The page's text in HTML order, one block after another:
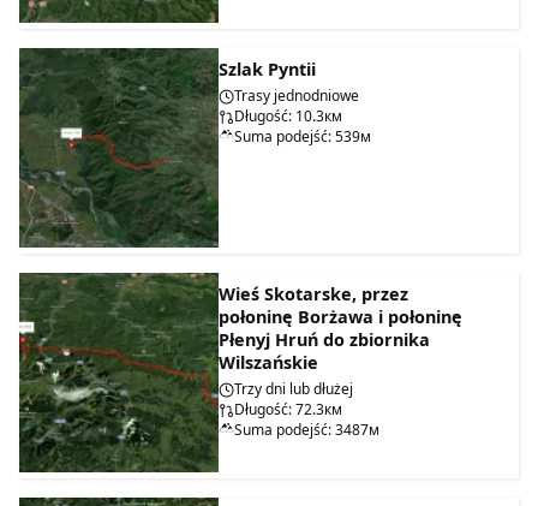
Szlak Pyntii
Trasy jednodniowe
Długość: 10.3км
Suma podejść: 539м
Wieś Skotarske, przez
połoninę Borżawa i połoninę
Płenyj Hruń do zbiornika
Wilszańskie
Trzy dni lub dłużej
Długość: 72.3км
Suma podejść: 3487м